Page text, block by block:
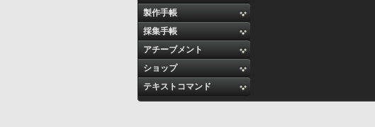
製作手帳
採集手帳
アチーブメント
ショップ
テキストコマンド